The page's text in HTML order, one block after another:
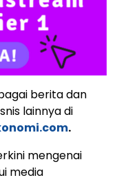
berita dan
lainnya di
.
mengenai
media